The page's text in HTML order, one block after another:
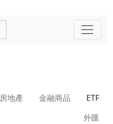
房地產 金融商品
ETF
外匯